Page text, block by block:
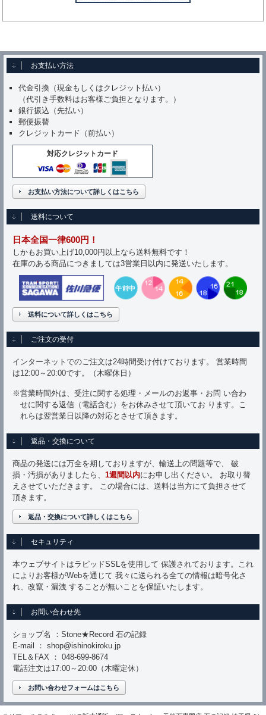
お支払い方法
代金引換（現金もしくはクレジット払い）
（代引き手数料はお客様ご負担となります。）
銀行振込（先払い）
郵便振替
クレジットカード（前払い）
対応クレジットカード
お支払い方法について詳しくはこちら
送料について
日本全国一律600円！
しかもお買い上げ10,000円以上なら送料無料です！
在庫のある商品につきましては3営業日以内に発送いたします。
送料について詳しくはこちら
ご注文の受付
インターネットでのご注文は24時間受け付けております。 営業時間
は12:00～20:00です。（木曜休日）
※営業時間外は、受注に関する処理・メールのお返事・お問 い合わ
せに関する返信（電話含む）をお休みさせて頂いてお ります。こ
れらは翌営業日以降の対応とさせて頂きます。
返品・交換について
商品の発送には万全を期しておりますが、輸送上の問題等で、 破
損・汚損がありましたら、 1週間以内にお申し出ください。 お取り替
えさせていただきます。 この場合には、送料は当方にて負担させて
頂きます。
返品・交換について詳しくはこちら
セキュリティ
本ウェブサイトはラピッドSSLを使用して 保護されております。これ
によりお客様がWebを通じて 我々に送られる全ての情報は暗号化さ
れ、改竄・漏洩 することが無いことを保証いたします。
お問い合わせ先
ショップ名 ：Stone★Record 石の記録
E-mail ： shop@ishinokiroku.jp
TEL＆FAX ： 048-699-8674
電話注文は17:00～20:00（木曜定休）
お問い合わせフォームはこちら